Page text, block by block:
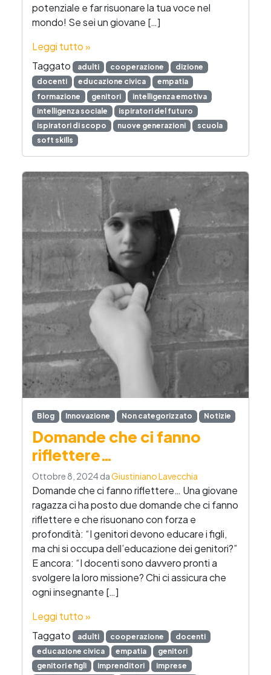
potenziale e far risuonare la tua voce nel
mondo! Se sei un giovane […]
Leggi tutto »
Taggato
adulti cooperazione
dizione
docenti
educazione civica
empatia
formazione
genitori
intelligenza emotiva
intelligenza sociale
ispiratori del futuro
ispiratori di scopo
nuove generazioni
scuola
soft skills
Blog Innovazione Non categorizzato Notizie
Domande che ci fanno
riflettere…
Ottobre 8, 2024daGiustiniano Lavecchia
Domande che ci fanno riflettere… Una giovane
ragazza ci ha posto due domande che ci fanno
riflettere e che risuonano con forza e
profondità: “I genitori devono educare i figli,
ma chi si occupa dell’educazione dei genitori?”
E ancora: “I docenti sono davvero pronti a
svolgere la loro missione? Chi ci assicura che
ogni insegnante […]
Leggi tutto »
Taggato
adulti cooperazione
docenti
educazione civica
empatia
genitori
genitori e figli
imprenditori
imprese